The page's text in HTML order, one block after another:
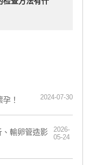
！ 2024-07-30
輸卵管造影
2026-
05-24